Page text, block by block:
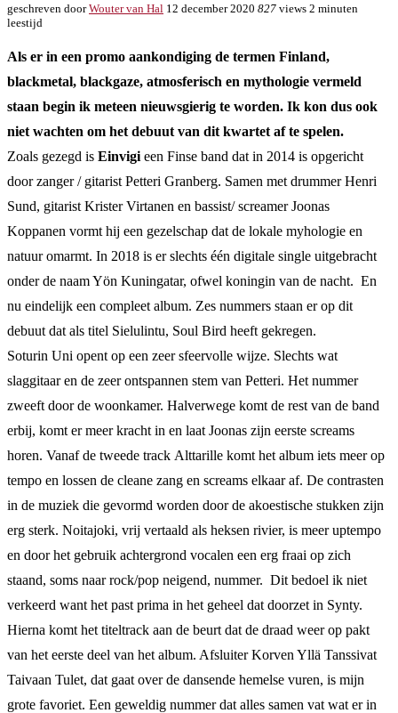
geschreven doorWouter van Hal 12 december 2020 827 views 2 minuten
leestijd
Als er in een promo aankondiging de termen Finland,
blackmetal, blackgaze, atmosferisch en mythologie vermeld
staan begin ik meteen nieuwsgierig te worden. Ik kon dus ook
niet wachten om het debuut van dit kwartet af te spelen.
Zoals gezegd is Einvigi een Finse band dat in 2014 is opgericht
door zanger / gitarist Petteri Granberg. Samen met drummer Henri
Sund, gitarist Krister Virtanen en bassist/ screamer Joonas
Koppanen vormt hij een gezelschap dat de lokale myhologie en
natuur omarmt. In 2018 is er slechts één digitale single uitgebracht
onder de naam Yön Kuningatar, ofwel koningin van de nacht. En
nu eindelijk een compleet album. Zes nummers staan er op dit
debuut dat als titel Sielulintu, Soul Bird heeft gekregen.
Soturin Uni opent op een zeer sfeervolle wijze. Slechts wat
slaggitaar en de zeer ontspannen stem van Petteri. Het nummer
zweeft door de woonkamer. Halverwege komt de rest van de band
erbij, komt er meer kracht in en laat Joonas zijn eerste screams
horen. Vanaf de tweede track Alttarille komt het album iets meer op
tempo en lossen de cleane zang en screams elkaar af. De contrasten
in de muziek die gevormd worden door de akoestische stukken zijn
erg sterk. Noitajoki, vrij vertaald als heksen rivier, is meer uptempo
en door het gebruik achtergrond vocalen een erg fraai op zich
staand, soms naar rock/pop neigend, nummer. Dit bedoel ik niet
verkeerd want het past prima in het geheel dat doorzet in Synty.
Hierna komt het titeltrack aan de beurt dat de draad weer op pakt
van het eerste deel van het album. Afsluiter Korven Yllä Tanssivat
Taivaan Tulet, dat gaat over de dansende hemelse vuren, is mijn
grote favoriet. Een geweldig nummer dat alles samen vat wat er in